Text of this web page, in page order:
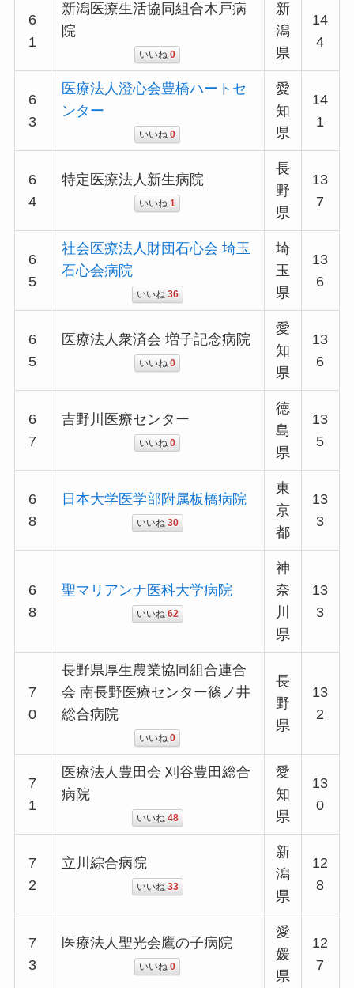
6
1
新潟医療生活協同組合木戸病
院
いいね0
新
潟
県
14
4
6
3
医療法人澄心会豊橋ハートセ
ンター
いいね0
愛
知
県
14
1
6
4
特定医療法人新生病院
いいね1
長
野
県
13
7
6
5
社会医療法人財団石心会 埼玉
石心会病院
いいね 36
埼
玉
県
13
6
6
5
医療法人衆済会 増子記念病院
いいね0
愛
知
県
13
6
6
7
吉野川医療センター
いいね0
徳
島
県
13
5
6
8
日本大学医学部附属板橋病院
いいね 30
東
京
都
13
3
6
8
聖マリアンナ医科大学病院
いいね 62
神
奈
川
県
13
3
7
0
長野県厚生農業協同組合連合
会 南長野医療センター篠ノ井
総合病院
いいね0
長
野
県
13
2
7
1
医療法人豊田会 刈谷豊田総合
病院
いいね 48
愛
知
県
13
0
7
2
立川綜合病院
いいね 33
新
潟
県
12
8
7
3
医療法人聖光会鷹の子病院
いいね0
愛
媛
県
12
7